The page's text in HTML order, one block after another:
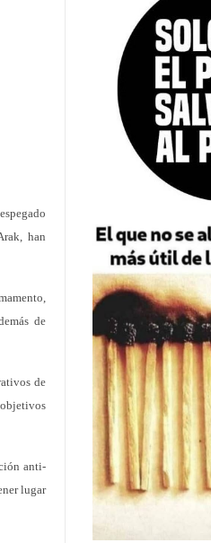
han
de
de
anti-
lugar